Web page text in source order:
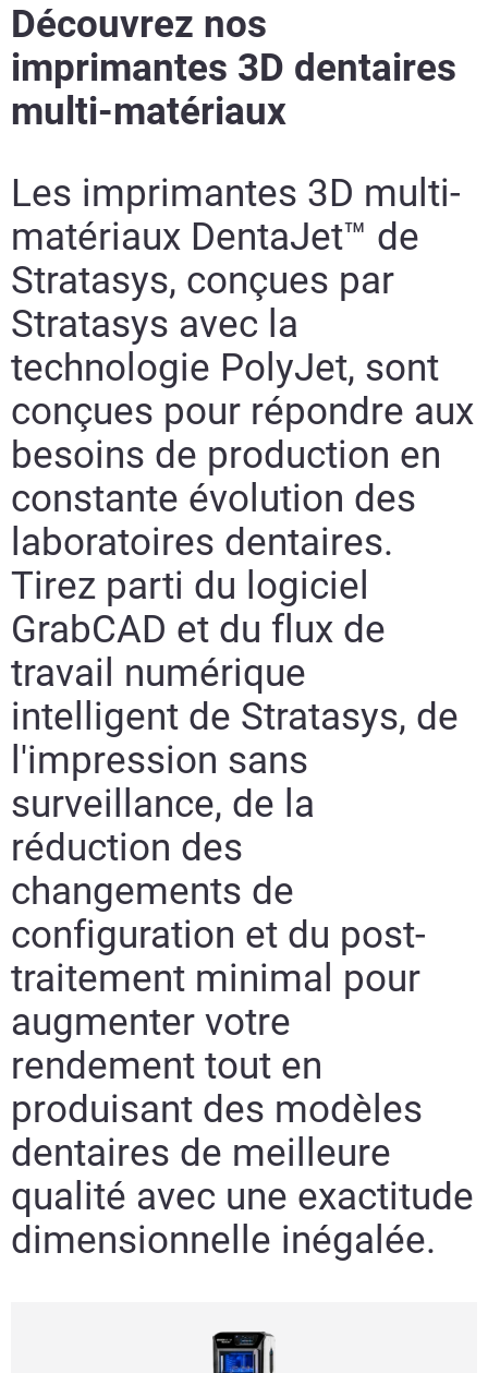
Découvrez nos
imprimantes 3D dentaires
multi-matériaux
Les imprimantes 3D multi-
matériaux DentaJet™ de
Stratasys, conçues par
Stratasys avec la
technologie PolyJet, sont
conçues pour répondre aux
besoins de production en
constante évolution des
laboratoires dentaires.
Tirez parti du logiciel
GrabCAD et du flux de
travail numérique
intelligent de Stratasys, de
l'impression sans
surveillance, de la
réduction des
changements de
configuration et du post-
traitement minimal pour
augmenter votre
rendement tout en
produisant des modèles
dentaires de meilleure
qualité avec une exactitude
dimensionnelle inégalée.